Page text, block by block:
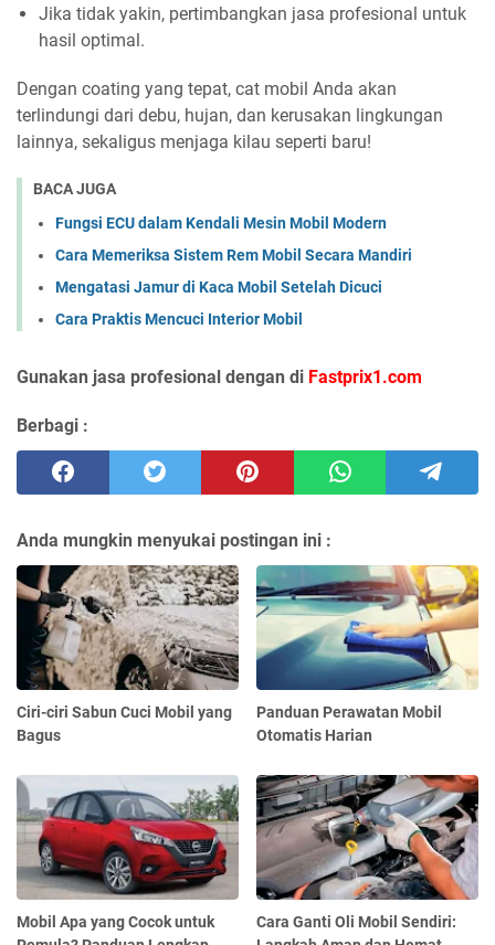
Jika tidak yakin, pertimbangkan jasa profesional untuk
hasil optimal.
Dengan coating yang tepat, cat mobil Anda akan
terlindungi dari debu, hujan, dan kerusakan lingkungan
lainnya, sekaligus menjaga kilau seperti baru!
BACA JUGA
Fungsi ECU dalam Kendali Mesin Mobil Modern
Cara Memeriksa Sistem Rem Mobil Secara Mandiri
Mengatasi Jamur di Kaca Mobil Setelah Dicuci
Cara Praktis Mencuci Interior Mobil
Gunakan jasa profesional dengan di Fastprix1.com
Berbagi :
Anda mungkin menyukai postingan ini :
Ciri-ciri Sabun Cuci Mobil yang
Bagus
Panduan Perawatan Mobil
Otomatis Harian
Mobil Apa yang Cocok untuk
Cara Ganti Oli Mobil Sendiri: